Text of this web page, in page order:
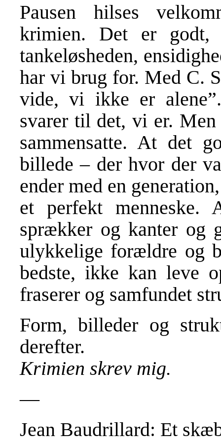
Pausen hilses
krimien. Det er
tankeløsheden,
har vi brug for. Med C.
vide, vi ikke er
svarer til det, vi er.
sammensatte. At det
billede – der hvor der
ender med en
et perfekt
sprækker og kanter og
ulykkelige forældre og
bedste, ikke kan leve
fraserer og samfundet
Form, billeder og
derefter.
Krimien skrev mig.
—
Jean Baudrillard: Et